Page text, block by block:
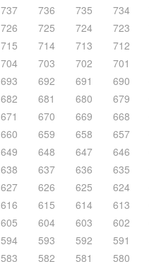
737 736 735 734
726 725 724 723
715 714 713 712
704 703 702 701
693 692 691 690
682 681 680 679
671 670 669 668
660 659 658 657
649 648 647 646
638 637 636 635
627 626 625 624
616 615 614 613
605 604 603 602
594 593 592 591
583 582 581 580